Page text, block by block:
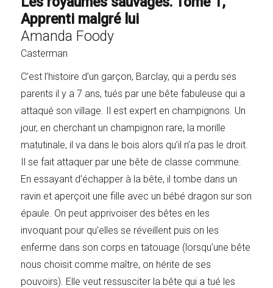
Apprenti malgré lui
Amanda Foody
Casterman
C’est l’histoire d’un garçon, Barclay, qui a perdu ses
parents il y a 7 ans, tués par une bête fabuleuse qui a
attaqué son village. Il est expert en champignons. Un
jour, en cherchant un champignon rare, la morille
matutinale, il va dans le bois alors qu’il n’a pas le droit.
Il se fait attaquer par une bête de classe commune.
En essayant d’échapper à la bête, il tombe dans un
ravin et aperçoit une fille avec un bébé dragon sur son
épaule. On peut apprivoiser des bêtes en les
invoquant pour qu’elles se réveillent puis on les
enferme dans son corps en tatouage (lorsqu’une bête
nous choisit comme maître, on hérite de ses
pouvoirs). Elle veut ressusciter la bête qui a tué les